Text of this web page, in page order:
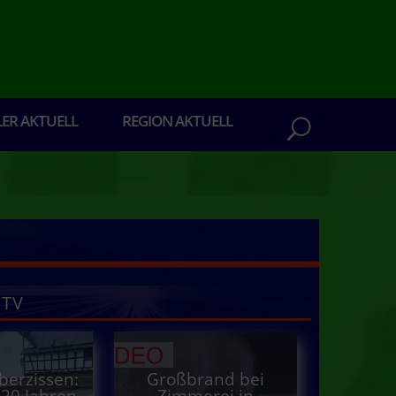
AKTUELL REGION AKTUELL
Großbrand bei